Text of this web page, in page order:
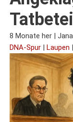
8 Monate her |
DNA-Spur | Laupen |